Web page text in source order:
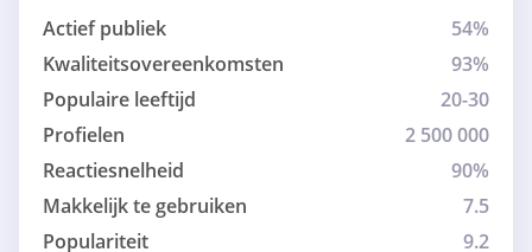
Actief publiek
54%
Kwaliteitsovereenkomsten
93%
Populaire leeftijd
20-30
Profielen
2 500 000
Reactiesnelheid
90%
Makkelijk te gebruiken
7.5
Populariteit
9.2